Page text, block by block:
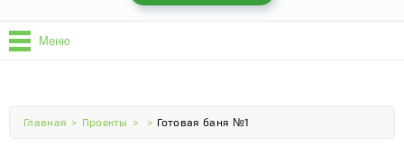
Меню
Главная > Проекты > > Готовая баня №1